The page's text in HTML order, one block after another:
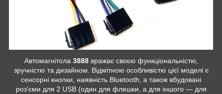
Автомагнітола 3888вражає своєю функціональністю,
зручністю та дизайном. Відмітною особливістю цієї моделі є
сенсорні кнопки, наявність Bluetooth, а також вбудовані
роз'єми для 2 USB (один для флешки, а для іншого — для